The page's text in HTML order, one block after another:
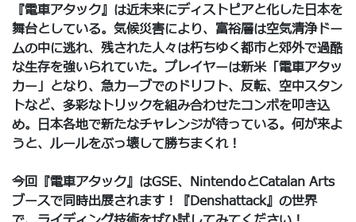
『電車アタック』は近未来にディストピアと化した日本を
舞台としている。気候災害により、富裕層は空気清浄ドー
ムの中に逃れ、残された人々は朽ちゆく都市と郊外で過酷
な生存を強いられていた。プレイヤーは新米「電車アタッ
カー」となり、急カーブでのドリフト、反転、空中スタン
トなど、多彩なトリックを組み合わせたコンボを叩き込
め。日本各地で新たなチャレンジが待っている。何が来よ
うと、ルールをぶっ壊して勝ちまくれ！
今回『電車アタック』はGSE、NintendoとCatalan Arts
ブースで同時出展されます！『Denshattack』の世界